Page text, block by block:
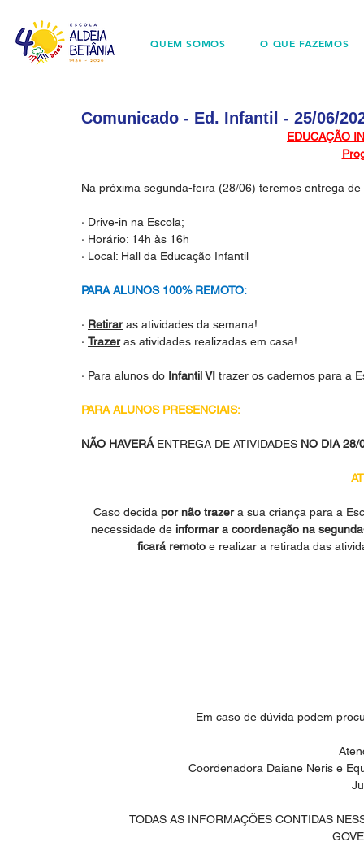
QUEM SOMOS O QUE FAZEMOS
Comunicado - Ed. Infantil - 25/06/
EDUCAÇÃO
Na próxima segunda-feira (28/06) teremos entrega
· Drive-in na Escola;
· Horário: 14h às 16h
· Local: Hall da Educação Infantil
PARA ALUNOS 100% REMOTO:
· Retirar as atividades da semana!
· Trazer as atividades realizadas em casa!
· Para alunos do Infantil VI trazer os cadernos para a
PARA ALUNOS PRESENCIAIS:
NÃO HAVERÁ ENTREGA DE ATIVIDADES NO DIA 28/
Caso decida por não trazer a sua criança para a
necessidade de informar a coordenação na
ficará remoto e realizar a retirada das
Em caso de dúvida podem
Coordenadora Daiane Neris e
TODAS AS INFORMAÇÕES CONTIDAS